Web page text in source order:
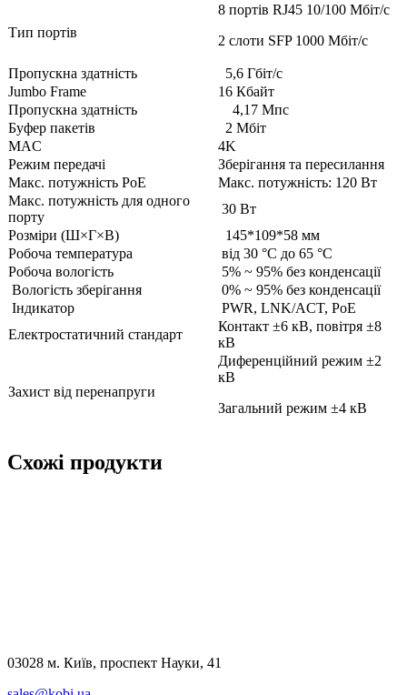
Тип портів
8 портів RJ45 10/100 Мбіт/с
2 слоти SFP 1000 Мбіт/с
Пропускна здатність
5,6 Гбіт/с
Jumbo Frame
16 Кбайт
Пропускна здатність
4,17 Мпс
Буфер пакетів
2 Мбіт
MAC
4K
Режим передачі
Зберігання та пересилання
Макс. потужність PoE
Макс. потужність: 120 Вт
Макс. потужність для одного
порту
30 Вт
Розміри (Ш×Г×В)
145*109*58 мм
Робоча температура
від 30 °C до 65 °C
Робоча вологість
5% ~ 95% без конденсації
Вологість зберігання
0% ~ 95% без конденсації
Індикатор
PWR, LNK/ACT, PoE
Електростатичний стандарт
Контакт ±6 кВ, повітря ±8
кВ
Захист від перенапруги
Диференційний режим ±2
кВ
Загальний режим ±4 кВ
Схожі продукти
03028 м. Київ, проспект Науки, 41